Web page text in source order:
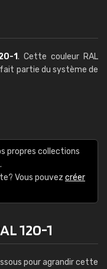
1. Cette couleur RAL
fait partie du système de
propres collections
Vous pouvez créer
120-1
pour agrandir cette